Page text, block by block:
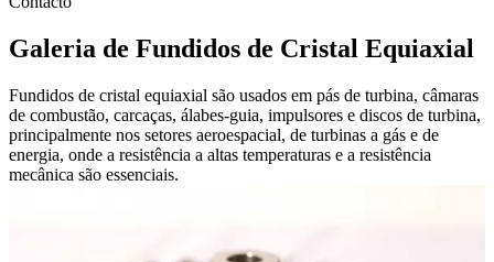
Galeria de Fundidos de Cristal Equiaxial
Fundidos de cristal equiaxial são usados em pás de turbina, câmaras
de combustão, carcaças, álabes-guia, impulsores e discos de turbina,
principalmente nos setores aeroespacial, de turbinas a gás e de
energia, onde a resistência a altas temperaturas e a resistência
mecânica são essenciais.